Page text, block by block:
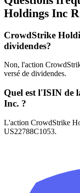
Holdings Inc R
CrowdStrike
dividendes?
Non, l'action
versé de dividendes.
Quel est l'ISIN de
Inc. ?
L'action CrowdStrike
US22788C1053.